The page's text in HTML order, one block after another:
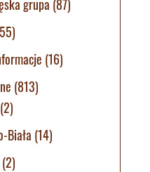
grupa (87)
(16)
(813)
(2)
Biała (14)